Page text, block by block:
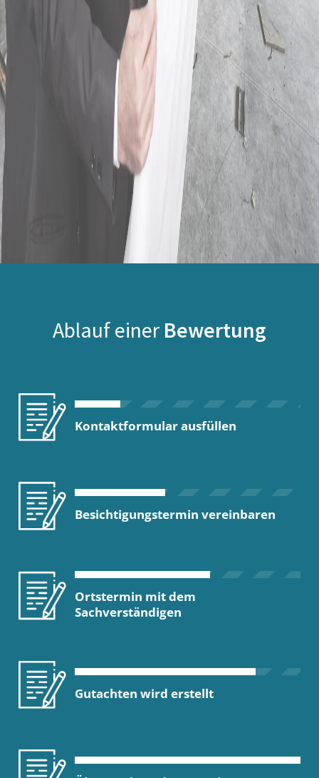
Ablauf einer Bewertung
Kontaktformular ausfüllen
Besichtigungstermin vereinbaren
Ortstermin mit dem
Sachverständigen
Gutachten wird erstellt